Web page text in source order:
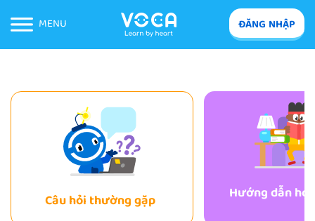
MENU ĐĂNG NHẬP
Câu hỏi thường gặp Hướng dẫn